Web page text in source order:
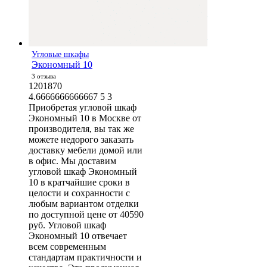
Угловые шкафы
Экономный 10
3 отзыва
1201870
4.6666666666667 5 3
Приобретая угловой шкаф
Экономный 10 в Москве от
производителя, вы так же
можете недорого заказать
доставку мебели домой или
в офис. Мы доставим
угловой шкаф Экономный
10 в кратчайшие сроки в
целости и сохранности с
любым вариантом отделки
по доступной цене от 40590
руб. Угловой шкаф
Экономный 10 отвечает
всем современным
стандартам практичности и